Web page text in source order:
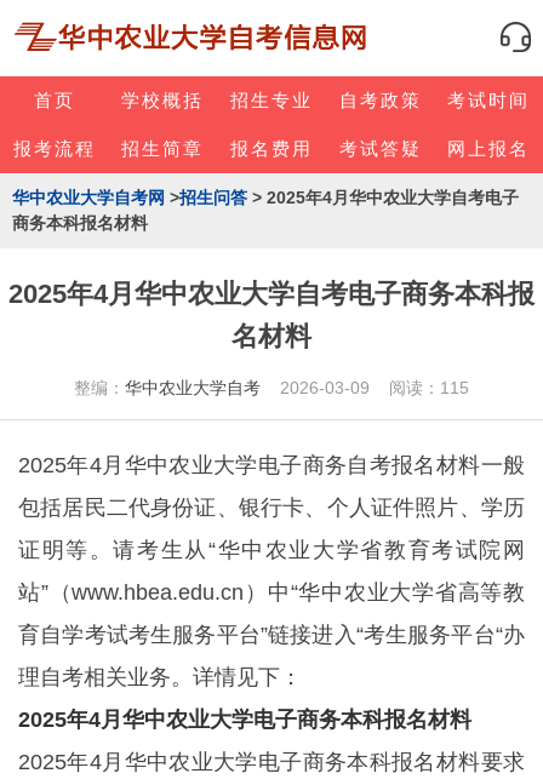
首页 学校概括 招生专业 自考政策 考试时间
报考流程 招生简章 报名费用 考试答疑 网上报名
华中农业大学自考网 >招生问答 > 2025年4月华中农业大学自考电子
商务本科报名材料
2025年4月华中农业大学自考电子商务本科报
名材料
整编： 华中农业大学自考 2026-03-09 阅读：115
2025年4月华中农业大学电子商务自考报名材料一般
包括居民二代身份证、银行卡、个人证件照片、学历
证明等。请考生从“华中农业大学省教育考试院网
站”（www.hbea.edu.cn）中“华中农业大学省高等教
育自学考试考生服务平台”链接进入“考生服务平台“办
理自考相关业务。详情见下：
2025年4月华中农业大学电子商务本科报名材料
2025年4月华中农业大学电子商务本科报名材料要求